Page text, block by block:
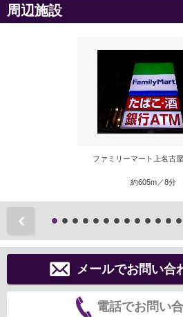
周辺施設
ファミリーマート上名古
約605m／8分
メールでお問い合
電話でお問い